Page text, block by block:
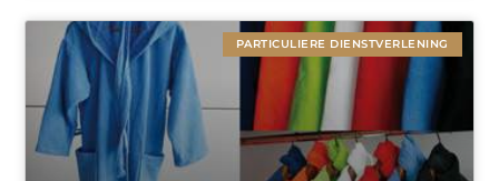
PARTICULIERE DIENSTVERLENING